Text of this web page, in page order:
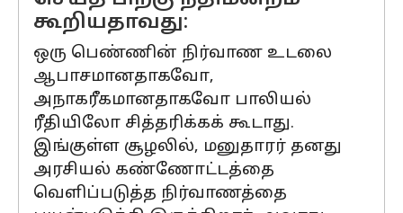
கூறியதாவது:
ஒரு பெண்ணின் நிர்வாண உடலை
ஆபாசமானதாகவோ,
அநாகரீகமானதாகவோ பாலியல்
ரீதியிலோ சித்தரிக்கக் கூடாது.
இங்குள்ள சூழலில், மனுதாரர் தனது
அரசியல் கண்ணோட்டத்தை
வெளிப்படுத்த நிர்வாணத்தை